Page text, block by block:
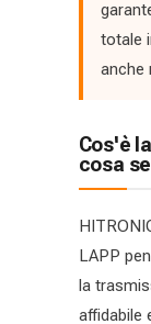
totale
anche
Cos'è
cosa
LAPP
la
affidabile